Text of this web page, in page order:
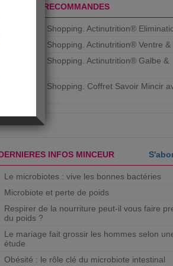
PRODUITS RECOMMANDES
Aujourdhui Shopping. Actinutrition®
Aujourdhui Shopping. Actinutrition® Ventre &
Aujourdhui Shopping. Actinutrition® Galbe &
Aujourdhui Shopping. ​Coffret Savoir Mincir
INFOS MINCEUR
Le microbiotes : vive les bonnes bactéries
Microbiote et perte de poids
Respirer de la nourriture peut-il vous faire
du poids ?
Le mariage fait grossir les hommes selon
étude
Obésité : le rôle clé du microbiote intestinal